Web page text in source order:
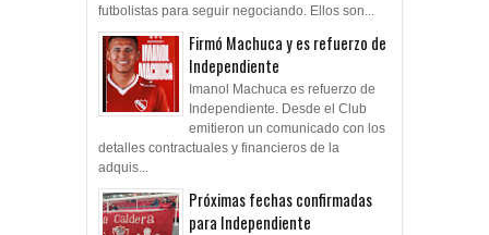
futbolistas para seguir negociando. Ellos son...
Firmó Machuca y es refuerzo de
Independiente
Imanol Machuca es refuerzo de
Independiente. Desde el Club
emitieron un comunicado con los
detalles contractuales y financieros de la
adquis...
Próximas fechas confirmadas
para Independiente